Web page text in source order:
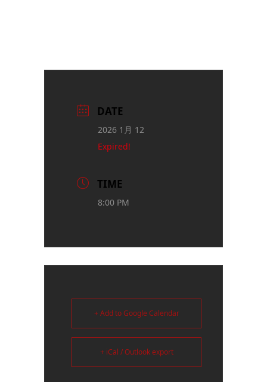
DATE
2026 1月 12
Expired!
TIME
8:00 PM
+ Add to Google Calendar
+ iCal / Outlook export